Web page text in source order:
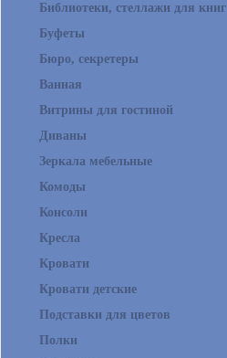
Библиотеки, стеллажи для книг
Буфеты
Бюро, секретеры
Ванная
Витрины для гостиной
Диваны
Зеркала мебельные
Комоды
Консоли
Кресла
Кровати
Кровати детские
Подставки для цветов
Полки